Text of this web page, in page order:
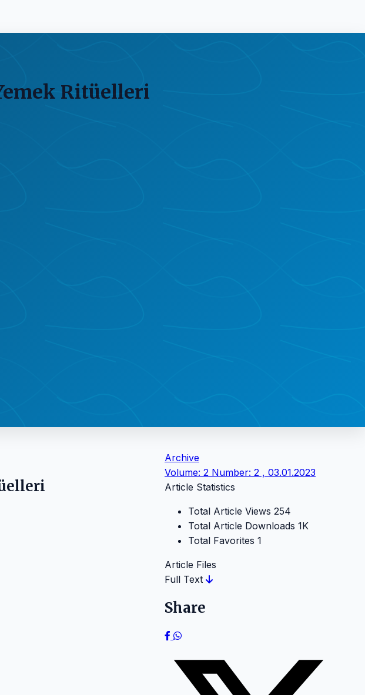
Ritüelleri
Archive
Volume: 2 Number: 2 , 03.01.2023
Article Statistics
Total Article Views 254
Total Article Downloads 1K
Total Favorites 1
Article Files
Full Text
Share